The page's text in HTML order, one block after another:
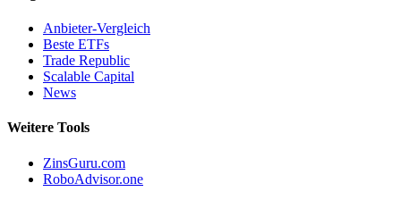
Anbieter-Vergleich
Beste ETFs
Trade Republic
Scalable Capital
News
Weitere Tools
ZinsGuru.com
RoboAdvisor.one